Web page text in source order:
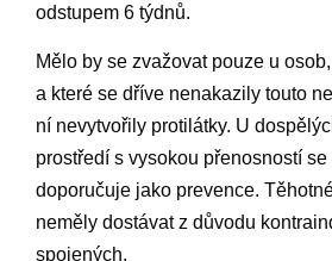
odstupem 6 týdnů.
Mělo by se zvažovat pouze u
a které se dříve nenakazily touto
ní nevytvořily protilátky. U
prostředí s vysokou přenosností
doporučuje jako prevence.
neměly dostávat z důvodu
spojených.